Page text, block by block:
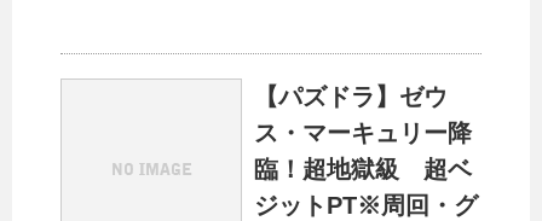
【パズドラ】ゼウ
ス・マーキュリー降
臨！超地獄級 超ベ
ジットPT※周回・グ